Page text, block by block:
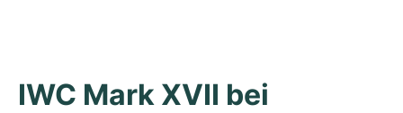
IWC Mark XVII bei